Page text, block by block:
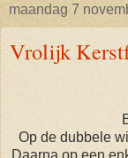
maandag 7
Vrolijk
Op de dubbele